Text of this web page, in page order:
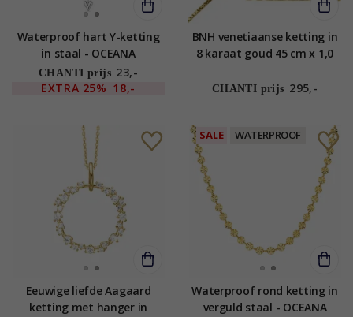
Waterproof hart Y-ketting
in staal - OCEANA
CHANTI prijs 23,-
EXTRA 25% 18,-
BNH venetiaanse ketting in
8 karaat goud 45 cm x 1,0
CHANTI prijs 295,-
Eeuwige liefde Aagaard
ketting met hanger in
SALE WATERPROOF
Waterproof rond ketting in
verguld staal - OCEANA